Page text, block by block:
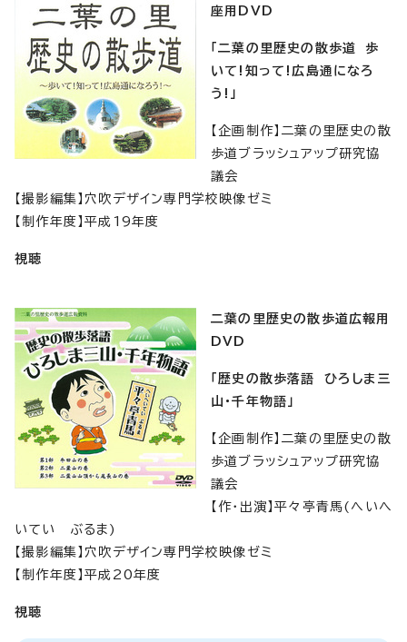
座用DVD
「二葉の里歴史の散歩道 歩
いて!知って!広島通になろ
う!」
【企画制作】二葉の里歴史の散
歩道ブラッシュアップ研究協
議会
【撮影編集】穴吹デザイン専門学校映像ゼミ
【制作年度】平成19年度
視聴
二葉の里歴史の散歩道広報用
DVD
「歴史の散歩落語 ひろしま三
山・千年物語」
【企画制作】二葉の里歴史の散
歩道ブラッシュアップ研究協
議会
【作・出演】平々亭青馬(へいへ
いてい ぶるま)
【撮影編集】穴吹デザイン専門学校映像ゼミ
【制作年度】平成20年度
視聴